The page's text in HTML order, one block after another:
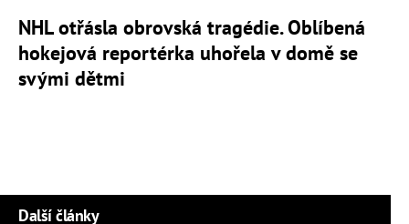
NHL otřásla obrovská tragédie. Oblíbená
hokejová reportérka uhořela v domě se
svými dětmi
Další články